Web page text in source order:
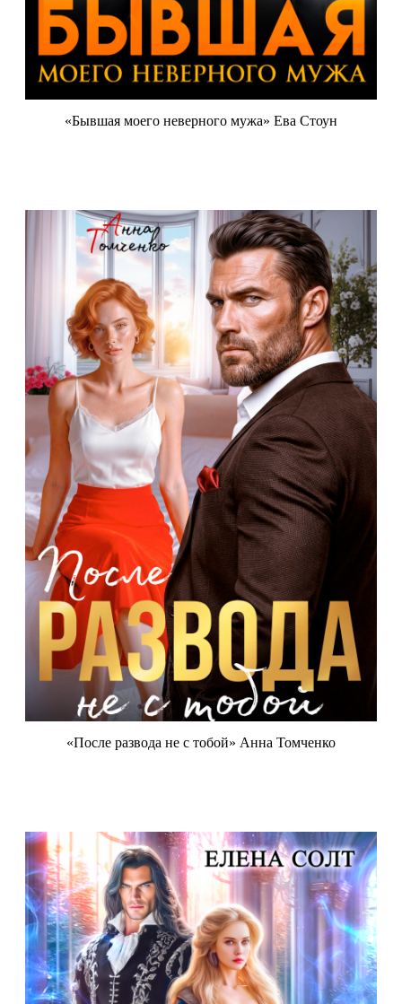
«Бывшая моего неверного мужа» Ева Стоун
«После развода не с тобой» Анна Томченко